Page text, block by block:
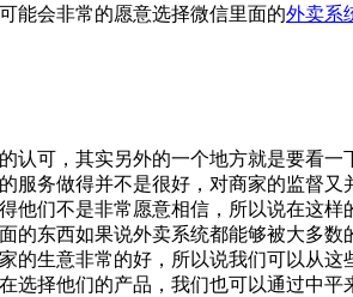
能会非常的愿意选择微信里面的外卖系
认可，其实另外的一个地方就是要看一
服务做得并不是很好，对商家的监督又
他们不是非常愿意相信，所以说在这样
的东西如果说外卖系统都能够被大多数
的生意非常的好，所以说我们可以从这
选择他们的产品，我们也可以通过中平